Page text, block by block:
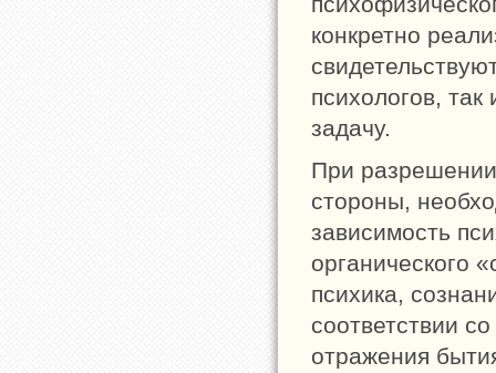
конкретно
психологов,
задачу.
При
стороны,
зависимость
органического
психика,
соответствии
отражения